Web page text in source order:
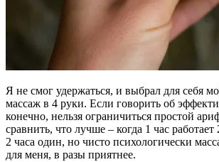
Я не смог удержаться, и выбрал для себя
массаж в 4 руки. Если говорить об
конечно, нельзя ограничиться простой
сравнить, что лучше – когда 1 час
2 часа один, но чисто психологически
для меня, в разы приятнее.